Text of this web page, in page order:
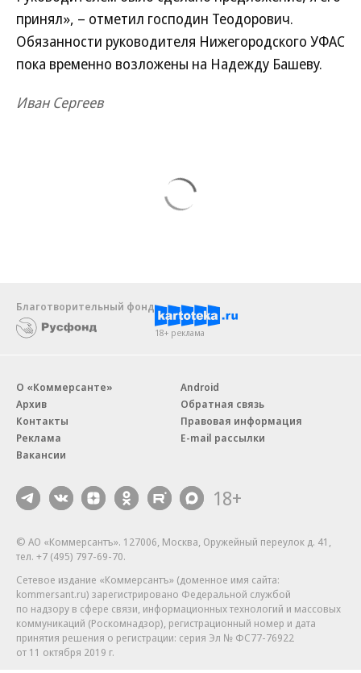
принял», – отметил господин Теодорович.
Обязанности руководителя Нижегородского УФАС
пока временно возложены на Надежду Башеву.
Иван Сергеев
Благотворительный фонд
18+ реклама
О «Коммерсанте»
Архив
Контакты
Реклама
Вакансии
Android
Обратная связь
Правовая информация
E-mail рассылки
18+
© АО «Коммерсантъ». 127006, Москва, Оружейный переулок д. 41,
тел. +7 (495) 797-69-70.
Сетевое издание «Коммерсантъ» (доменное имя сайта:
kommersant.ru) зарегистрировано Федеральной службой
по надзору в сфере связи, информационных технологий и массовых
коммуникаций (Роскомнадзор), регистрационный номер и дата
принятия решения о регистрации: серия Эл № ФС77-76922
от 11 октября 2019 г.